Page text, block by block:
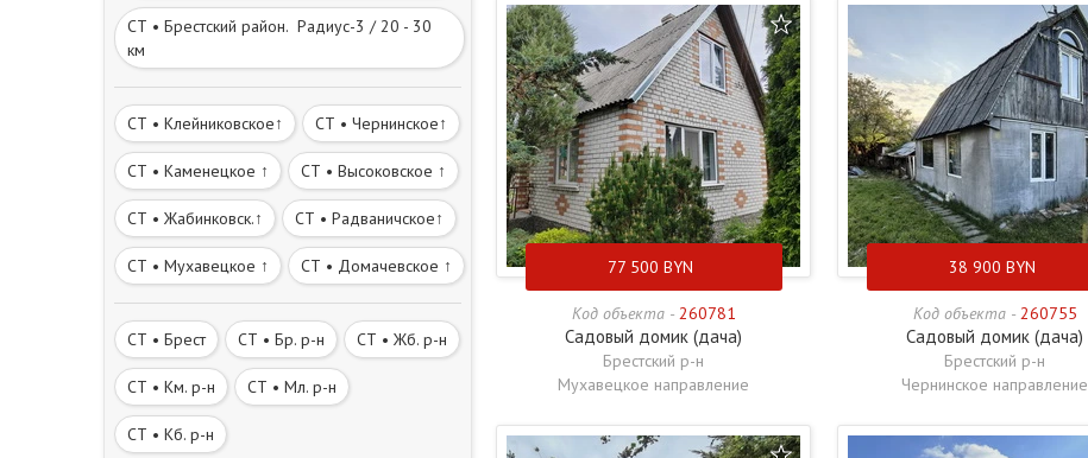
СТ • Брестский район. Радиус-3 / 20 - 30
км
СТ • Клейниковское↑ СТ • Чернинское↑
СТ • Каменецкое ↑ СТ • Высоковское ↑
СТ • Жабинковск.↑ СТ • Радваничское↑
СТ • Мухавецкое ↑ СТ • Домачевское ↑
СТ • Брест СТ • Бр. р-н СТ • Жб. р-н
СТ • Км. р-н СТ • Мл. р-н
СТ • Кб. р-н
77 500 BYN
Код объекта - 260781
Садовый домик (дача)
Брестский р-н
Мухавецкое направление
38 900 BYN
Код объекта - 260755
Садовый домик (дача)
Брестский р-н
Чернинское направление